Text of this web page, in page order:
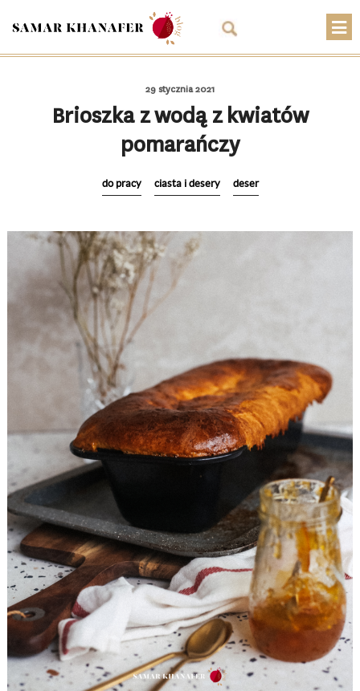
Przepisy
Artykuły
Sklep
Koszyk
29 stycznia 2021
Brioszka z wodą z kwiatów
pomarańczy
do pracy ciasta i desery deser